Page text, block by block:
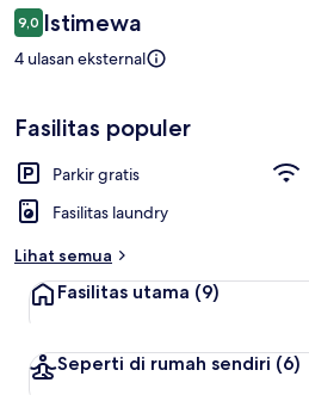
Ulasan
9,09,0 dari 10
Istimewa
4 ulasan eksternal
Fasilitas populer
Parkir gratis
Fasilitas laundry
Lihat semua
Fasilitas utama (9)
Seperti di rumah sendiri (6)